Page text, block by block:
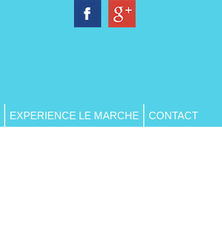
EXPERIENCE LE MARCHE CONTACT